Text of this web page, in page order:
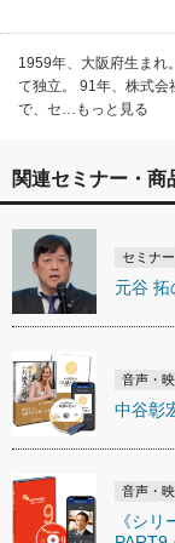
1959年、大阪府生まれ
て独立。 91年、株式会
で、セ…もっと見る
関連セミナー・商
セミナー
元谷 拓
音声・
中谷彰
音声・
《シ